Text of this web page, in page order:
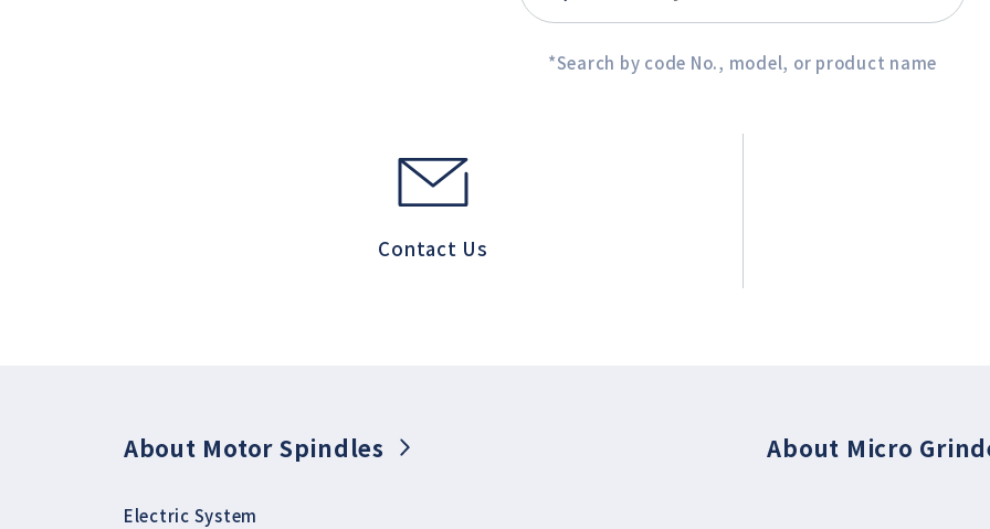
*Search by code No., model, or product name
Contact Us
About Motor Spindles
Electric System
About Micro